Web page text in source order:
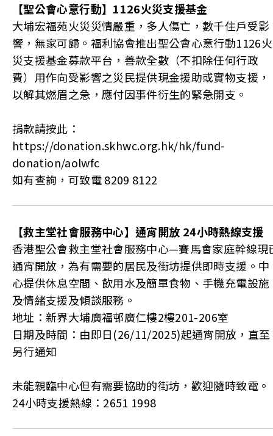
【聖公會心意行動】1126火災支援基金
大埔宏福苑火災災情嚴重，多人傷亡，數千住戶受影
響，無家可歸。福利協會推出聖公會心意行動1126火
災支援基金募款平台，善款全數（不扣除任何行政
費）用作向受影響之災民提供現金援助或實物支援，
以解其燃眉之急，應付因事件衍生的緊急開支。
捐款請按此：
https://donation.skhwc.org.hk/hk/fund-
donation/aolwfc
如有查詢，可致電 8209 8122
【救主堂社會服務中心】通宵開放 24小時熱線支援
香港聖公會救主堂社會服務中心—賽馬會家庭幹線現
通宵開放，為有需要的居民及街坊提供即時支援。中
心提供休息空間、飲用水及簡單食物、手機充電設施
及情緒支援及傾談服務。
地址：新界大埔廣福邨廣仁樓2樓201-206室
日期及時間：由即日(26/11/2025)起通宵開放，直至
另行通知
未能親臨中心但有需要協助的街坊，歡迎隨時致電。
24小時支援熱線：2651 1998